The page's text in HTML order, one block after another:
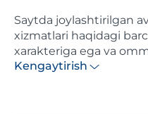
Saytda joylashtirilgan
xizmatlari haqidagi
xarakteriga ega va
Ushbu saytda
Kengaytirish